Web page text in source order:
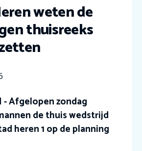
weten de
thuisreeks
- Afgelopen zondag
de thuis wedstrijd
heren 1 op de planning